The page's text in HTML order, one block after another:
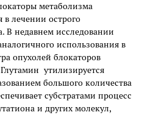
метаболизма
в лечении острого
В недавнем исследовании
использования в
опухолей блокаторов
утилизируется
большого количества
субстратами процесс
и других молекул,